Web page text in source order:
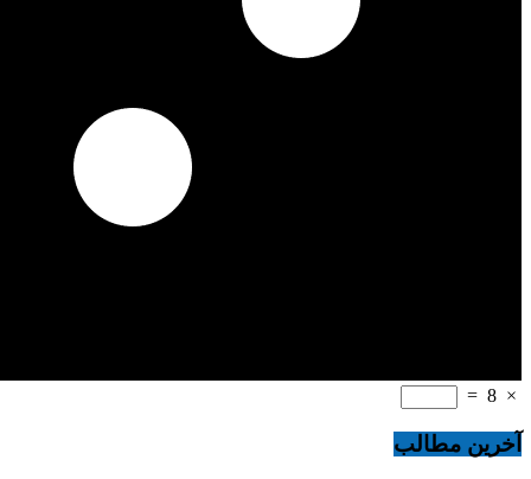
×
8
=
آخرین مطالب